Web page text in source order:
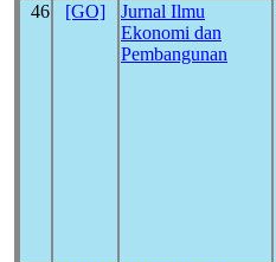
46 [GO]
Jurnal Ilmu
Ekonomi dan
Pembangunan